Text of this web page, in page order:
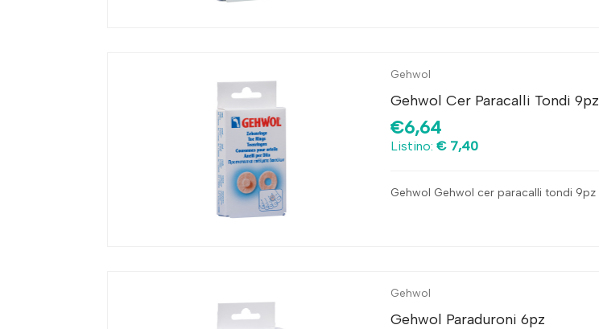
Gehwol
Gehwol Cer Paracalli Tondi 9pz
€6,64
Listino: € 7,40
Gehwol Gehwol cer paracalli tondi 9pz
Gehwol
Gehwol Paraduroni 6pz